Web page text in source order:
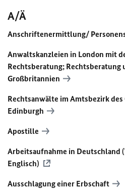
A/Ä
Anschriftenermittlung/
Anwaltskanzleien in London mit
Rechtsberatung; Rechtsberatung
Großbritannien
Rechtsanwälte im Amtsbezirk
Edinburgh
Apostille
Arbeitsaufnahme in Deutschland
Englisch)
Ausschlagung einer Erbschaft